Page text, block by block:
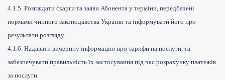
4.1.5. Розглядати скарги та заяви Абонента у терміни, передбачені
нормами чинного законодавства України та інформувати його про
результати розгляду.
4.1.6. Надавати вичерпну інформацію про тарифи на послуги, та
забезпечувати правильність їх застосування під час розрахунку платежів
за послуги.